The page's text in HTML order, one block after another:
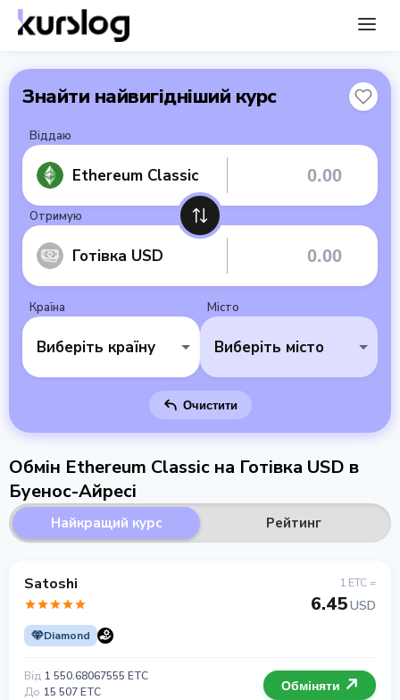
Знайти найвигідніший курс
Віддаю
Ethereum Classic
Отримую
Готівка USD
Країна
Виберіть країну
Місто
Виберіть місто
Очистити
Обмін Ethereum Classic на Готівка USD в
Буенос-Айресі
Найкращий курс Рейтинг
Satoshi
Diamond
1 ETC =
6.45USD
Від 1 550.68067555 ETC
До 15 507 ETC Обміняти